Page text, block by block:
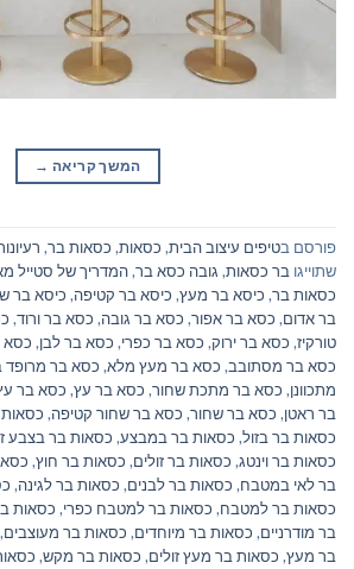
המשך קריאה →
פורסם בטיפים עיצוב הבית, כסאות, כסאות בר,
שתוייגו בר כסאות, גובה כסא בר,המדריך של סטייל
כסאות בר, כיסא בר מעץ, כיסא בר קטיפה, כיסא בר
בר אדום, כסא בר אפור, כסא בר גובה, כסא בר ורוד,
טורקיז, כסא בר ירוק, כסא בר כפרי, כסא בר לבן, כסא
כסא בר מסתובב, כסא בר מעץ מלא, כסא בר מרופד
מתכוונן, כסא בר מתכת שחור, כסא בר עץ, כסא בר
בר ראטן, כסא בר שחור, כסא בר שחור קטיפה,
כסאות בר בזול, כסאות בר במבצע, כסאות בר בצבע
כסאות בר וינטג, כסאות בר זולים, כסאות בר חוץ,
בר לאי במטבח, כסאות בר לבנים, כסאות בר לגינה,
כסאות בר למטבח, כסאות בר למטבח כפרי, כסאות
בר מודרניים, כסאות בר מיוחדים, כסאות בר מעוצבים,
בר מעץ, כסאות בר מעץ זולים, כסאות בר מקש,